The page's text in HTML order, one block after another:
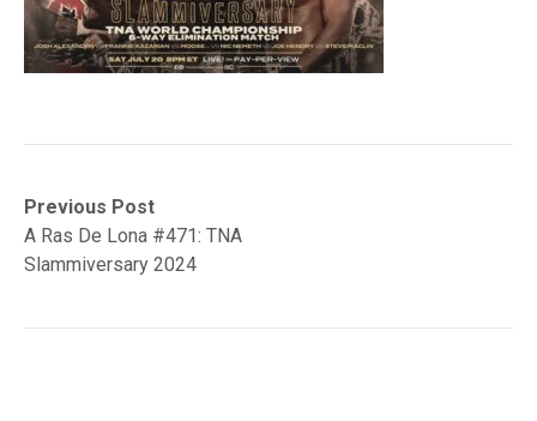
Navegación
de
entradas
Previous Post
Previous
post:A Ras De Lona #471: TNA
Slammiversary 2024